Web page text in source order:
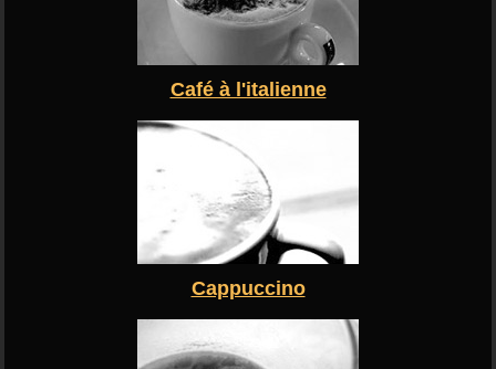
Café à l'italienne
Cappuccino